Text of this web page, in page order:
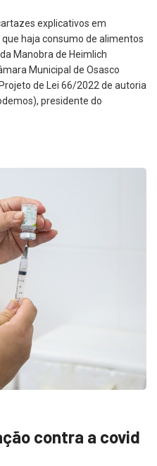
explicativos em
haja consumo de alimentos
Manobra de Heimlich
Municipal de Osasco
de Lei 66/2022 de autoria
presidente do
contra a covid